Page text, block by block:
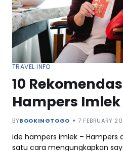
TRAVEL INFO
10
Hampers
Untuk Orang
BYBOOKINGTOGO 7 FEBRUARY
ide hampers imlek – Hampers
satu cara mengungkapkan